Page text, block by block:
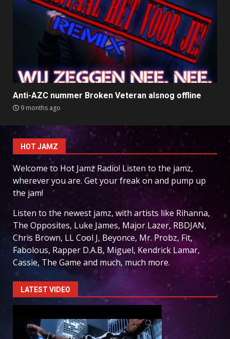
Anti-AZC nummer Broken Veteran alsnog offline
9 months ago
HOT JAMZ
Welcome to Hot Jamz Radio! Listen to the jamz,
wherever you are. Get your freak on and pump up
the jam!
Listen to the newest jamz, with artists like Rihanna,
The Opposites, Luke James, Major Lazer, RBDJAN,
Chris Brown, LL Cool J, Beyonce, Mr. Probz, Fit,
Fabolous, Rapper D.A.B, Miguel, Kendrick Lamar,
Cassie, The Game and much, much more.
LATEST VIDEO